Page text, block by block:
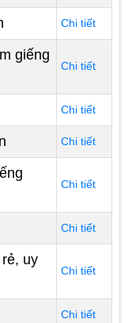
Chi tiết
giếng
Chi tiết
Chi tiết
Chi tiết
Chi tiết
Chi tiết
uy
Chi tiết
Chi tiết